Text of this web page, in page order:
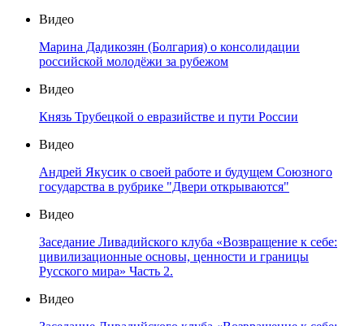
Видео
Марина Дадикозян (Болгария) о консолидации
российской молодёжи за рубежом
Видео
Князь Трубецкой о евразийстве и пути России
Видео
Андрей Якусик о своей работе и будущем Союзного
государства в рубрике "Двери открываются"
Видео
Заседание Ливадийского клуба «Возвращение к себе:
цивилизационные основы, ценности и границы
Русского мира» Часть 2.
Видео